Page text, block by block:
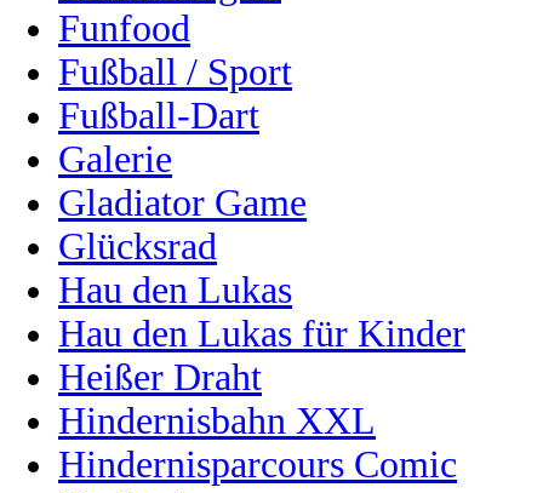
Funfood
Fußball / Sport
Fußball-Dart
Galerie
Gladiator Game
Glücksrad
Hau den Lukas
Hau den Lukas für Kinder
Heißer Draht
Hindernisbahn XXL
Hindernisparcours Comic